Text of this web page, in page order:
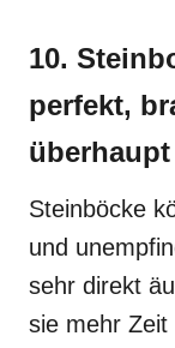
10.
perfekt,
Steinböcke
und
sehr direkt
sie mehr Zeit